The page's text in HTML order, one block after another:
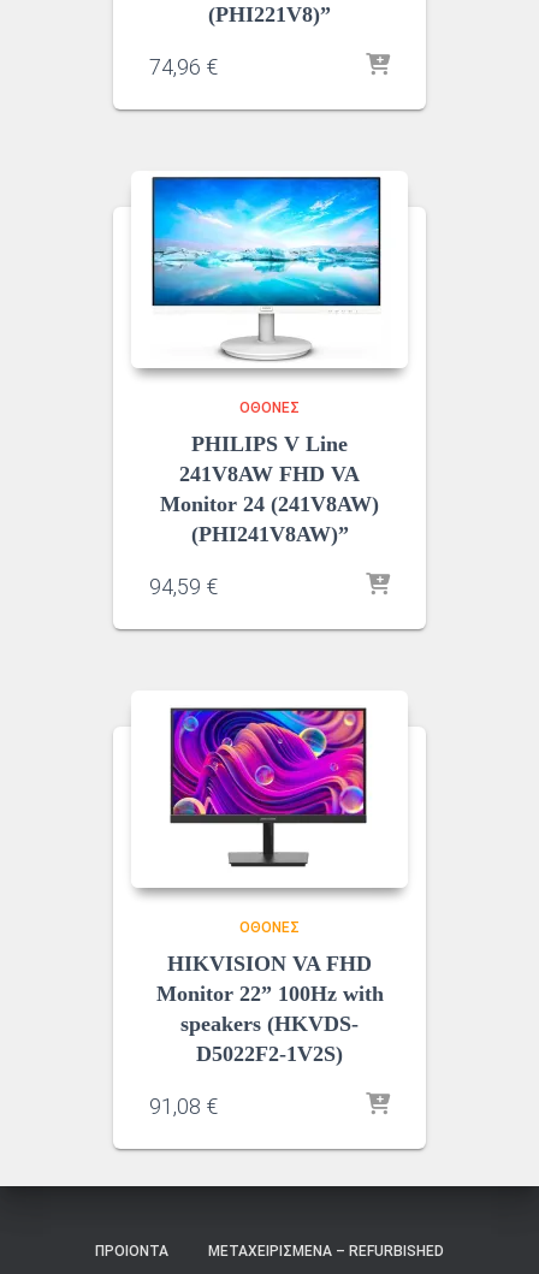
(PHI221V8)”
74,96 €
ΟΘΌΝΕΣ
PHILIPS V Line
241V8AW FHD VA
Monitor 24 (241V8AW)
(PHI241V8AW)”
94,59 €
ΟΘΌΝΕΣ
HIKVISION VA FHD
Monitor 22” 100Hz with
speakers (HKVDS-
D5022F2-1V2S)
91,08 €
ΠΡΟΙΌΝΤΑ ΜΕΤΑΧΕΙΡΙΣΜΈΝΑ – REFURBISHED